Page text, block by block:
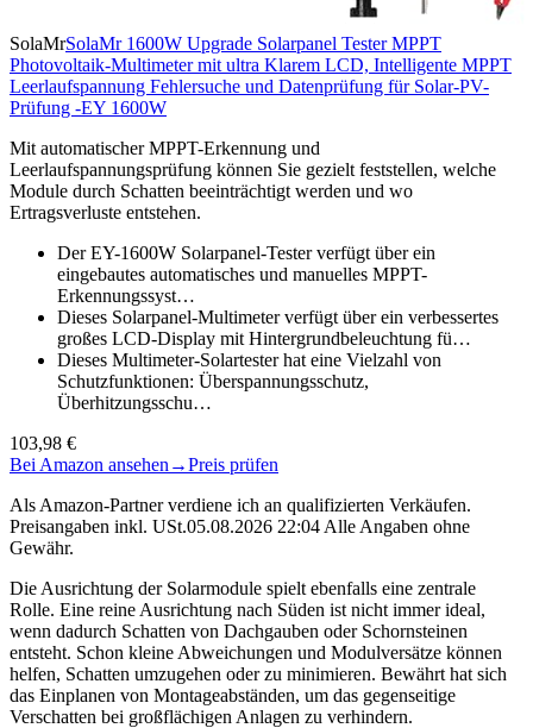
SolaMrSolaMr 1600W Upgrade Solarpanel Tester MPPT
Photovoltaik-Multimeter mit ultra Klarem LCD, Intelligente MPPT
Leerlaufspannung Fehlersuche und Datenprüfung für Solar-PV-
Prüfung -EY 1600W
Mit automatischer MPPT-Erkennung und
Leerlaufspannungsprüfung können Sie gezielt feststellen, welche
Module durch Schatten beeinträchtigt werden und wo
Ertragsverluste entstehen.
Der EY-1600W Solarpanel-Tester verfügt über ein
eingebautes automatisches und manuelles MPPT-
Erkennungssyst…
Dieses Solarpanel-Multimeter verfügt über ein verbessertes
großes LCD-Display mit Hintergrundbeleuchtung fü…
Dieses Multimeter-Solartester hat eine Vielzahl von
Schutzfunktionen: Überspannungsschutz,
Überhitzungsschu…
103,98 €
Bei Amazon ansehen →Preis prüfen
Als Amazon-Partner verdiene ich an qualifizierten Verkäufen.
Preisangaben inkl. USt.05.08.2026 22:04 Alle Angaben ohne
Gewähr.
Die Ausrichtung der Solarmodule spielt ebenfalls eine zentrale
Rolle. Eine reine Ausrichtung nach Süden ist nicht immer ideal,
wenn dadurch Schatten von Dachgauben oder Schornsteinen
entsteht. Schon kleine Abweichungen und Modulversätze können
helfen, Schatten umzugehen oder zu minimieren. Bewährt hat sich
das Einplanen von Montageabständen, um das gegenseitige
Verschatten bei großflächigen Anlagen zu verhindern.